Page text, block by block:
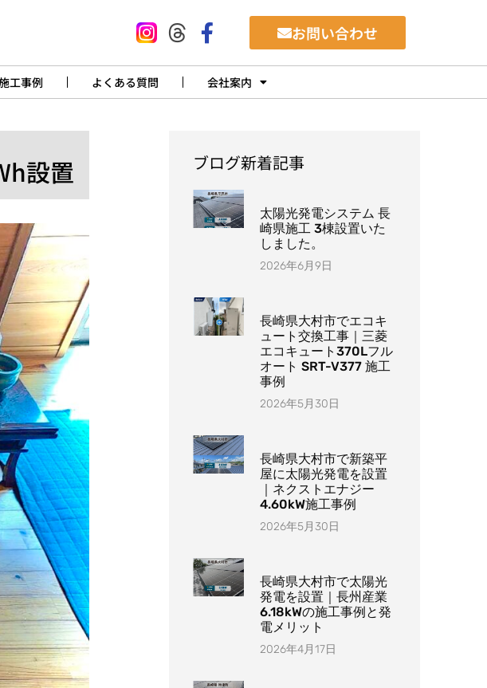
お問い合わせ
工事例 よくある質問 会社案内
設置 ブログ新着記事
太陽光発電システム 長
崎県施工 3棟設置いた
しました。
2026年6月9日
長崎県大村市でエコキ
ュート交換工事｜三菱
エコキュート370Lフル
オート SRT-V377 施工
事例
2026年5月30日
長崎県大村市で新築平
屋に太陽光発電を設置
｜ネクストエナジー
4.60kW施工事例
2026年5月30日
長崎県大村市で太陽光
発電を設置｜長州産業
6.18kWの施工事例と発
電メリット
2026年4月17日